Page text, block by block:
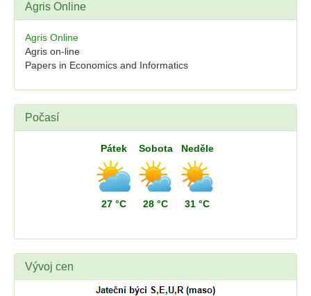
Agris Online
Agris Online
Agris on-line
Papers in Economics and Informatics
Počasí
Pátek
27 °C
Sobota
28 °C
Neděle
31 °C
Vývoj cen